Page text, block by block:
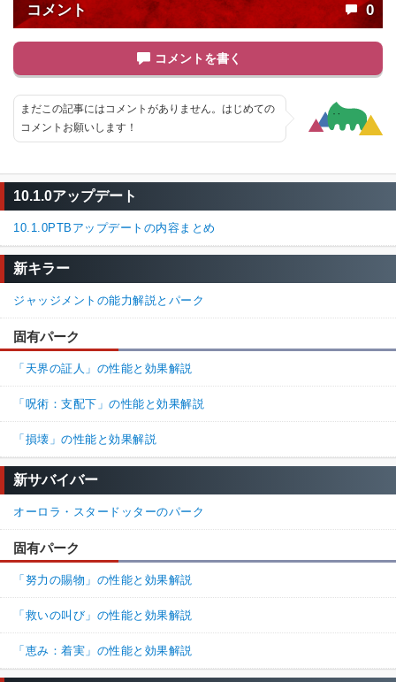
コメント 0
コメントを書く
まだこの記事にはコメントがありません。はじめての
コメントお願いします！
10.1.0アップデート
10.1.0PTBアップデートの内容まとめ
新キラー
ジャッジメントの能力解説とパーク
固有パーク
「天界の証人」の性能と効果解説
「呪術：支配下」の性能と効果解説
「損壊」の性能と効果解説
新サバイバー
オーロラ・スタードッターのパーク
固有パーク
「努力の賜物」の性能と効果解説
「救いの叫び」の性能と効果解説
「恵み：着実」の性能と効果解説